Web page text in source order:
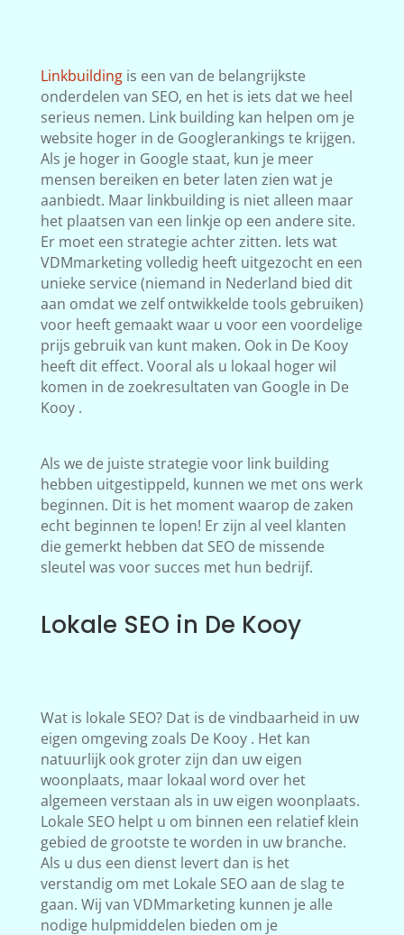
Linkbuildingis een van de belangrijkste
onderdelen van SEO, en het is iets dat we heel
serieus nemen. Link building kan helpen om je
website hoger in de Googlerankings te krijgen.
Als je hoger in Google staat, kun je meer
mensen bereiken en beter laten zien wat je
aanbiedt. Maar linkbuilding is niet alleen maar
het plaatsen van een linkje op een andere site.
Er moet een strategie achter zitten. Iets wat
VDMmarketing volledig heeft uitgezocht en een
unieke service (niemand in Nederland bied dit
aan omdat we zelf ontwikkelde tools gebruiken)
voor heeft gemaakt waar u voor een voordelige
prijs gebruik van kunt maken. Ook in De Kooy
heeft dit effect. Vooral als u lokaal hoger wil
komen in de zoekresultaten van Google in De
Kooy .
Als we de juiste strategie voor link building
hebben uitgestippeld, kunnen we met ons werk
beginnen. Dit is het moment waarop de zaken
echt beginnen te lopen! Er zijn al veel klanten
die gemerkt hebben dat SEO de missende
sleutel was voor succes met hun bedrijf.
Lokale SEO in De Kooy
Wat is lokale SEO? Dat is de vindbaarheid in uw
eigen omgeving zoals De Kooy . Het kan
natuurlijk ook groter zijn dan uw eigen
woonplaats, maar lokaal word over het
algemeen verstaan als in uw eigen woonplaats.
Lokale SEO helpt u om binnen een relatief klein
gebied de grootste te worden in uw branche.
Als u dus een dienst levert dan is het
verstandig om met Lokale SEO aan de slag te
gaan. Wij van VDMmarketing kunnen je alle
nodige hulpmiddelen bieden om je